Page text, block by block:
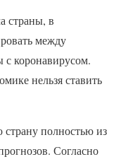
страны, в
между
с коронавирусом.
нельзя ставить
полностью из
Согласно